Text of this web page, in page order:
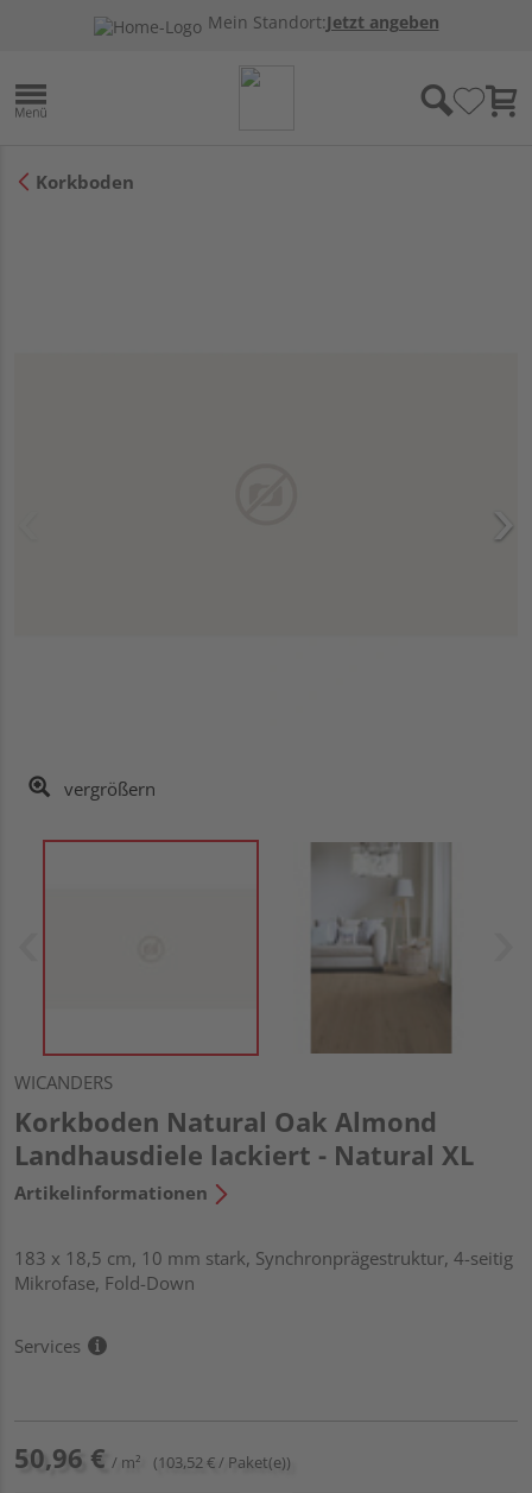
Mein Standort:Jetzt angeben
Korkboden
vergrößern
WICANDERS
Korkboden Natural Oak Almond
Landhausdiele lackiert - Natural XL
Artikelinformationen
183 x 18,5 cm, 10 mm stark, Synchronprägestruktur, 4-seitig
Mikrofase, Fold-Down
Services
50,96 € / m² (103,52 € / Paket(e))